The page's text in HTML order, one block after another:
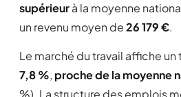
supérieurà la moyenne
un revenu moyen de26 179 €.
Le marché du travail affiche
7,8 %, proche de la moyenne
%). La structure des emplois